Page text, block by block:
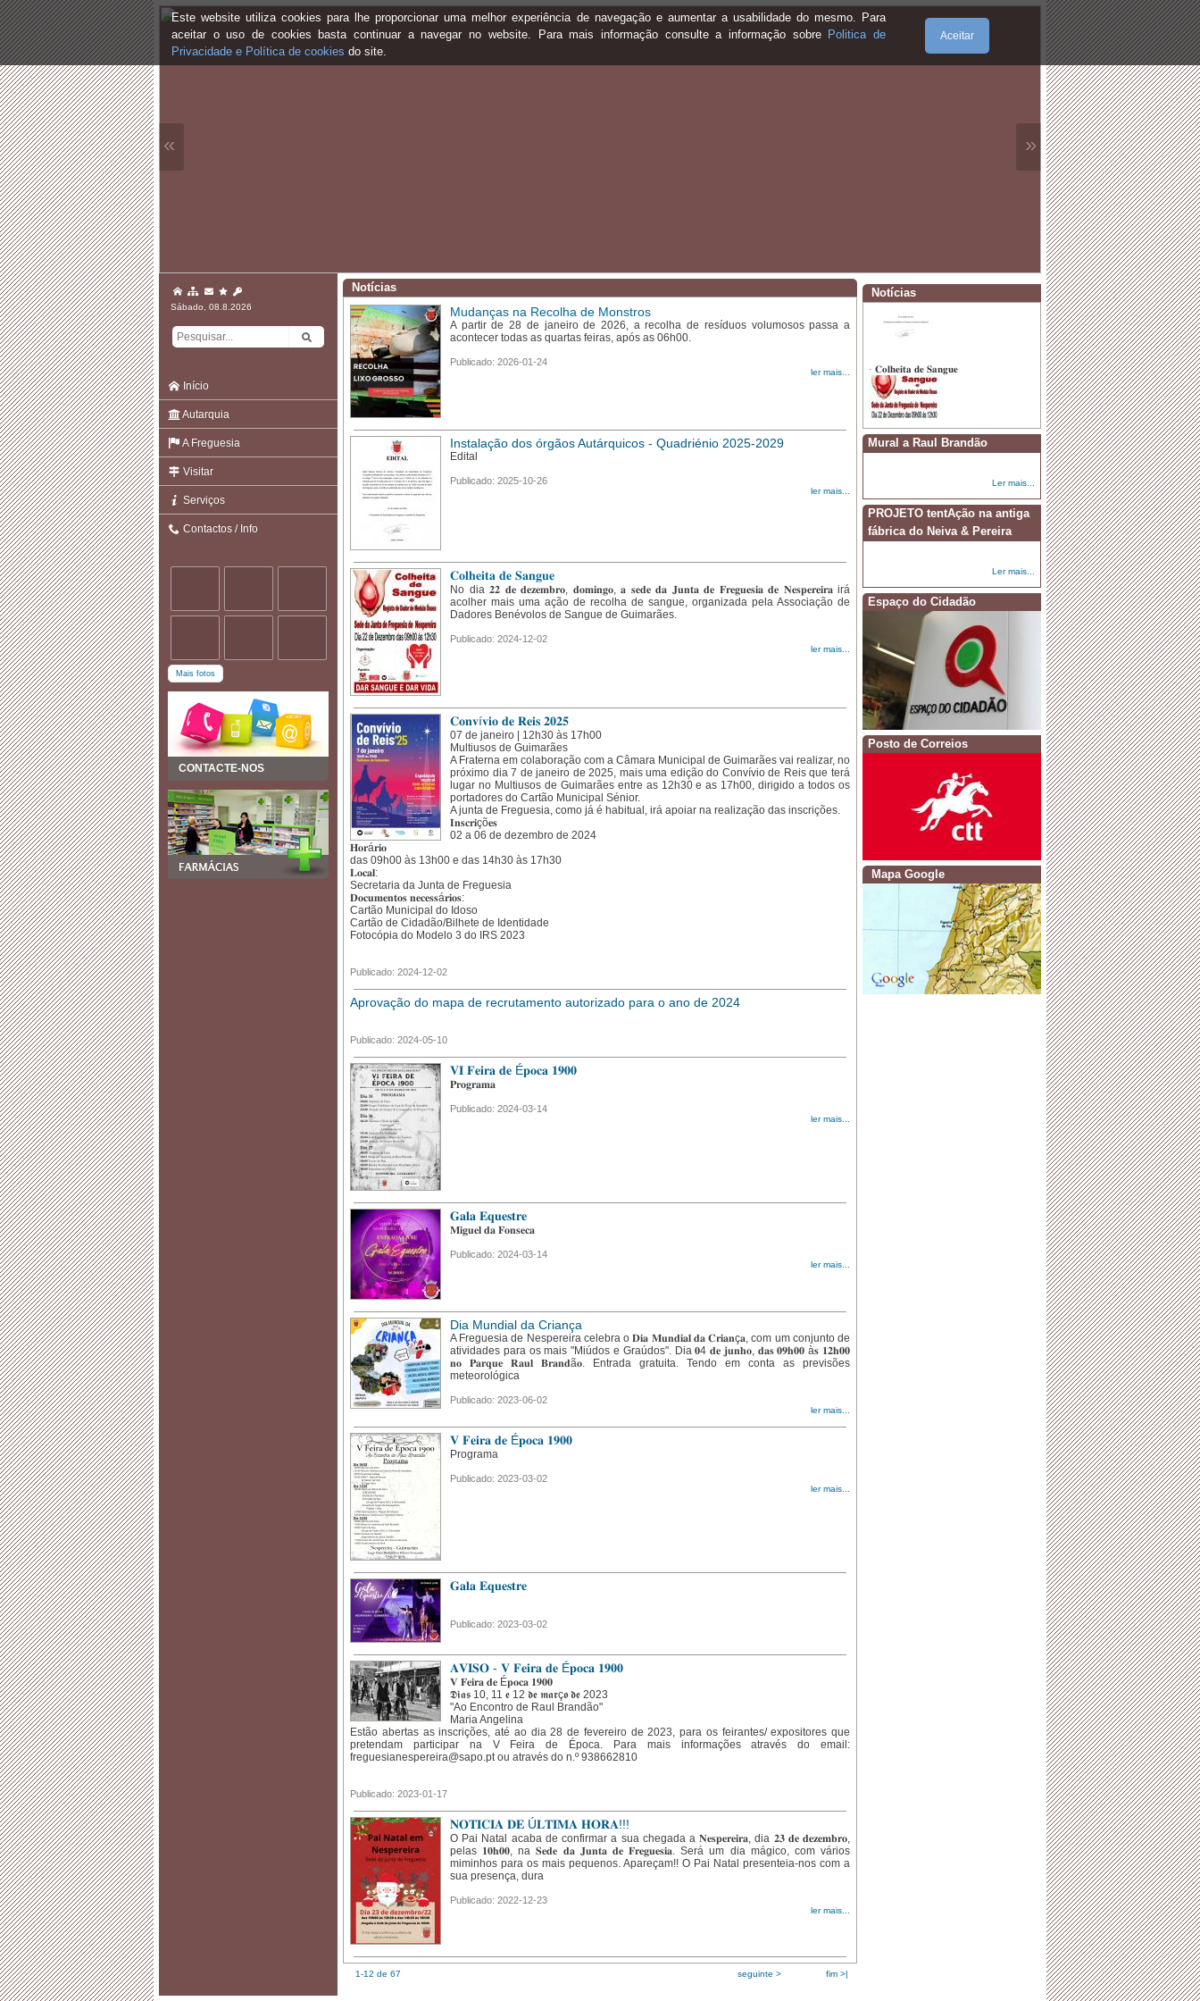
Este website utiliza cookies para lhe proporcionar uma melhor experiência de navegação e aumentar a usabilidade do mesmo. Para
aceitar o uso de cookies basta continuar a navegar no website. Para mais informação consulte a informação sobre Politica de
Privacidade e Política de cookies do site.
Aceitar
« »
Sábado, 08.8.2026
Início
Autarquia
A Freguesia
Visitar
Serviços
Contactos / Info
Mais fotos
CONTACTE-NOS
Notícias
Mudanças na Recolha de Monstros
A partir de 28 de janeiro de 2026, a recolha de resíduos volumosos passa a
acontecer todas as quartas feiras, após as 06h00.
Publicado: 2026-01-24
ler mais...
Instalação dos órgãos Autárquicos - Quadriénio 2025-2029
Edital
Publicado: 2025-10-26
ler mais...
𝐂𝐨𝐥𝐡𝐞𝐢𝐭𝐚 𝐝𝐞 𝐒𝐚𝐧𝐠𝐮𝐞
No dia 𝟐𝟐 𝐝𝐞 𝐝𝐞𝐳𝐞𝐦𝐛𝐫𝐨, 𝐝𝐨𝐦𝐢𝐧𝐠𝐨, 𝐚 𝐬𝐞𝐝𝐞 𝐝𝐚 𝐉𝐮𝐧𝐭𝐚 𝐝𝐞 𝐅𝐫𝐞𝐠𝐮𝐞𝐬𝐢𝐚 𝐝𝐞 𝐍𝐞𝐬𝐩𝐞𝐫𝐞𝐢𝐫𝐚 irá
acolher mais uma ação de recolha de sangue, organizada pela Associação de
Dadores Benévolos de Sangue de Guimarães.
Publicado: 2024-12-02
ler mais...
𝐂𝐨𝐧𝐯í𝐯𝐢𝐨 𝐝𝐞 𝐑𝐞𝐢𝐬 𝟐𝟎𝟐𝟓
07 de janeiro | 12h30 às 17h00
Multiusos de Guimarães
A Fraterna em colaboração com a Câmara Municipal de Guimarães vai realizar, no
próximo dia 7 de janeiro de 2025, mais uma edição do Convívio de Reis que terá
lugar no Multiusos de Guimarães entre as 12h30 e as 17h00, dirigido a todos os
portadores do Cartão Municipal Sénior.
A junta de Freguesia, como já é habitual, irá apoiar na realização das inscrições.
𝐈𝐧𝐬𝐜𝐫𝐢çõ𝐞𝐬
02 a 06 de dezembro de 2024
𝐇𝐨𝐫á𝐫𝐢𝐨
das 09h00 às 13h00 e das 14h30 às 17h30
𝐋𝐨𝐜𝐚𝐥:
Secretaria da Junta de Freguesia
𝐃𝐨𝐜𝐮𝐦𝐞𝐧𝐭𝐨𝐬 𝐧𝐞𝐜𝐞𝐬𝐬á𝐫𝐢𝐨𝐬:
Cartão Municipal do Idoso
Cartão de Cidadão/Bilhete de Identidade
Fotocópia do Modelo 3 do IRS 2023
Publicado: 2024-12-02
Aprovação do mapa de recrutamento autorizado para o ano de 2024
Publicado: 2024-05-10
𝐕𝐈 𝐅𝐞𝐢𝐫𝐚 𝐝𝐞 É𝐩𝐨𝐜𝐚 𝟏𝟗𝟎𝟎
𝐏𝐫𝐨𝐠𝐫𝐚𝐦𝐚
Publicado: 2024-03-14
ler mais...
𝐆𝐚𝐥𝐚 𝐄𝐪𝐮𝐞𝐬𝐭𝐫𝐞
𝐌𝐢𝐠𝐮𝐞𝐥 𝐝𝐚 𝐅𝐨𝐧𝐬𝐞𝐜𝐚
Publicado: 2024-03-14
ler mais...
Dia Mundial da Criança
A Freguesia de Nespereira celebra o 𝐃𝐢𝐚 𝐌𝐮𝐧𝐝𝐢𝐚𝐥 𝐝𝐚 𝐂𝐫𝐢𝐚𝐧ç𝐚, com um conjunto de
atividades para os mais "Miúdos e Graúdos". Dia 𝟎4 𝐝𝐞 𝐣𝐮𝐧𝐡𝐨, 𝐝𝐚𝐬 𝟎𝟗𝐡𝟎𝟎 à𝐬 𝟏𝟐𝐡𝟎𝟎
𝐧𝐨 𝐏𝐚𝐫𝐪𝐮𝐞 𝐑𝐚𝐮𝐥 𝐁𝐫𝐚𝐧𝐝ã𝐨. Entrada gratuita. Tendo em conta as previsões
meteorológica
Publicado: 2023-06-02
ler mais...
𝐕 𝐅𝐞𝐢𝐫𝐚 𝐝𝐞 É𝐩𝐨𝐜𝐚 𝟏𝟗𝟎𝟎
Programa
Publicado: 2023-03-02
ler mais...
𝐆𝐚𝐥𝐚 𝐄𝐪𝐮𝐞𝐬𝐭𝐫𝐞
Publicado: 2023-03-02
𝐀𝐕𝐈𝐒𝐎 - 𝐕 𝐅𝐞𝐢𝐫𝐚 𝐝𝐞 É𝐩𝐨𝐜𝐚 𝟏𝟗𝟎𝟎
𝐕 𝐅𝐞𝐢𝐫𝐚 𝐝𝐞 É𝐩𝐨𝐜𝐚 𝟏𝟗𝟎𝟎
𝕯𝖎𝖆𝖘 10, 11 𝖊 12 𝖉𝖊 𝖒𝖆𝖗ç𝖔 𝖉𝖊 2023
"Ao Encontro de Raul Brandão"
Maria Angelina
Estão abertas as inscrições, até ao dia 28 de fevereiro de 2023, para os feirantes/ expositores que
pretendam participar na V Feira de Época. Para mais informações através do email:
freguesianespereira@sapo.pt ou através do n.º 938662810
Publicado: 2023-01-17
𝐍𝐎𝐓𝐈𝐂𝐈𝐀 𝐃𝐄 Ú𝐋𝐓𝐈𝐌𝐀 𝐇𝐎𝐑𝐀!!!
O Pai Natal acaba de confirmar a sua chegada a 𝐍𝐞𝐬𝐩𝐞𝐫𝐞𝐢𝐫𝐚, dia 𝟐𝟑 𝐝𝐞 𝐝𝐞𝐳𝐞𝐦𝐛𝐫𝐨,
pelas 𝟏𝟎𝐡𝟎𝟎, na 𝐒𝐞𝐝𝐞 𝐝𝐚 𝐉𝐮𝐧𝐭𝐚 𝐝𝐞 𝐅𝐫𝐞𝐠𝐮𝐞𝐬𝐢𝐚. Será um dia mágico, com vários
miminhos para os mais pequenos. Apareçam!! O Pai Natal presenteia-nos com a
sua presença, dura
Publicado: 2022-12-23
ler mais...
1-12 de 67 seguinte > fim >|
Notícias
·𝐂𝐨𝐧𝐯í𝐯𝐢𝐨 𝐝𝐞 𝐑𝐞𝐢𝐬 𝟐𝟎𝟐𝟓
Aprovação do mapa de recrutamento
autorizado para o ano de 2024
𝐕𝐈 𝐅𝐞𝐢𝐫𝐚 𝐝𝐞 É𝐩𝐨𝐜𝐚 𝟏𝟗𝟎𝟎
Mural a Raul Brandão
Ler mais...
PROJETO tentAção na antiga
fábrica do Neiva & Pereira
Ler mais...
Espaço do Cidadão
Posto de Correios
Mapa Google